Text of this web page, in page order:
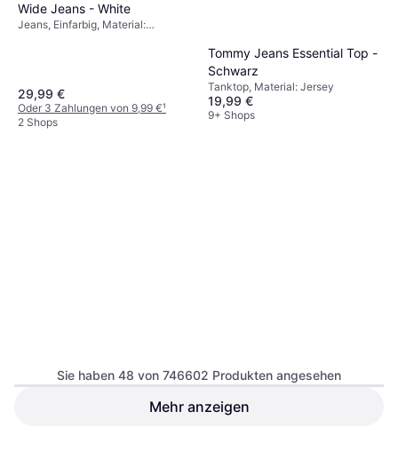
Wide Jeans - White
Jeans, Einfarbig, Material:
29,99 €
Oder 3 Zahlungen von 9,99 €¹
2 Shops
Tommy Jeans Essential Top -
Schwarz
Tanktop, Material: Jersey
19,99 €
9+ Shops
Street One Frauen Wide Leg
1996 Retro Nuptse
Jacket - Recycled TNF
Black/NPF
Einfarbig, Material: Fleece, Nylon,
Sie haben 48 von 746602 Produkten angesehen
Mehr anzeigen